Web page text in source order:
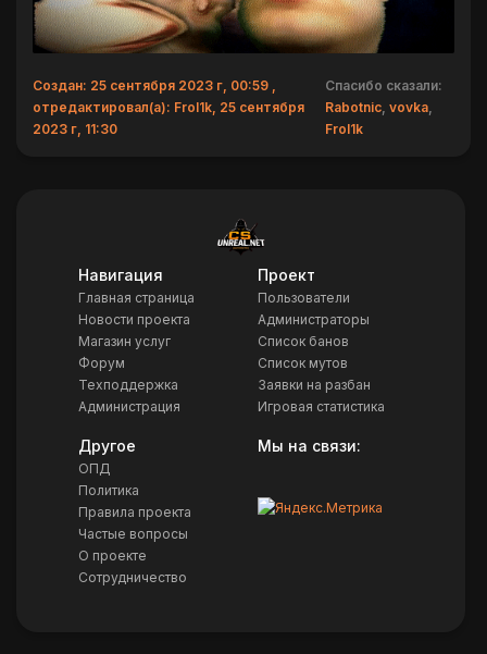
Создан: 25 сентября 2023 г, 00:59 ,
отредактировал(а): Frol1k, 25 сентября
2023 г, 11:30
Спасибо сказали:
Rabotnic, vovka,
Frol1k
Навигация
Главная страница
Новости проекта
Магазин услуг
Форум
Техподдержка
Администрация
Проект
Пользователи
Администраторы
Список банов
Список мутов
Заявки на разбан
Игровая статистика
Другое
ОПД
Политика
Правила проекта
Частые вопросы
О проекте
Сотрудничество
Мы на связи: